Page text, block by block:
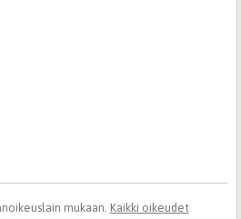
mukaan. Kaikki oikeudet